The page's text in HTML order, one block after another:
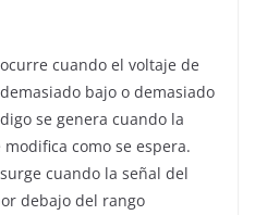
cuando el voltaje de
bajo o demasiado
se genera cuando la
como se espera.
cuando la señal del
debajo del rango